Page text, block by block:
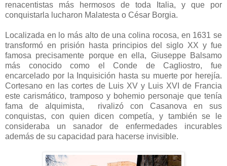
renacentistas más hermosos de toda Italia, y que por
conquistarla lucharon Malatesta o César Borgia.
Localizada en lo más alto de una colina rocosa, en 1631 se
transformó en prisión hasta principios del siglo XX y fue
famosa precisamente porque en ella, Giuseppe Balsamo
más conocido como el Conde de Cagliostro, fue
encarcelado por la Inquisición hasta su muerte por herejía.
Cortesano en las cortes de Luis XV y Luis XVI de Francia
este carismático, tramposo y bohemio personaje que tenía
fama de alquimista, rivalizó con Casanova en sus
conquistas, con quien dicen competía, y también se le
consideraba un sanador de enfermedades incurables
además de su capacidad para hacerse invisible.